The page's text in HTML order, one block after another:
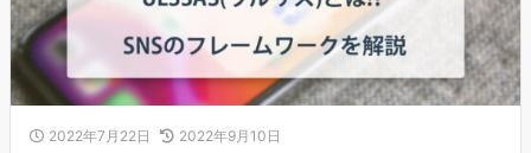
2022年7月22日 2022年9月10日